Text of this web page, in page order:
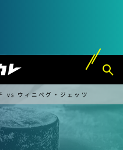
vs ウィニペグ・ジェッツ